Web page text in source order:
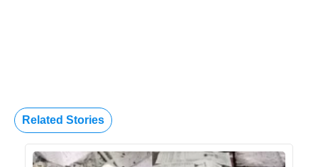
Related Stories